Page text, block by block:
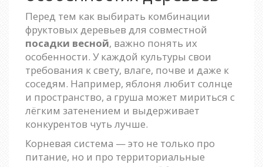
Перед тем как выбирать комбинации
фруктовых деревьев для совместной
посадки весной, важно понять их
особенности. У каждой культуры свои
требования к свету, влаге, почве и даже к
соседям. Например, яблоня любит солнце
и пространство, а груша может мириться с
лёгким затенением и выдерживает
конкурентов чуть лучше.
Корневая система — это не только про
питание, но и про территориальные